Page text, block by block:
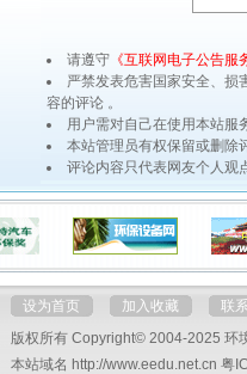
请遵守 《互联网电子公告服
严禁发表危害国家安全、损
容的评论 。
用户需对自己在使用本站服
本站管理员有权保留或删除
评论内容只代表网友个人观
设为首页 加入收藏
联
版权所有 Copyright© 2004-2025 环
本站域名 http://www.eedu.net.cn 粤